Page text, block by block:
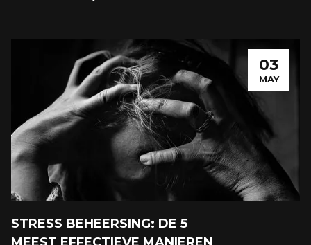
03
MAY
STRESS BEHEERSING: DE 5